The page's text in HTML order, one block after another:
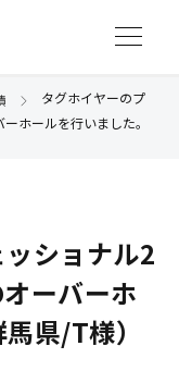
タグホイヤーのプ
ホールを行いました。
ショナル2
ーバーホ
県/T様）